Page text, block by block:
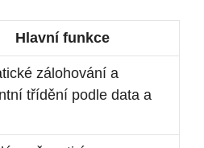
Hlavní funkce
zálohování a
třídění podle data a